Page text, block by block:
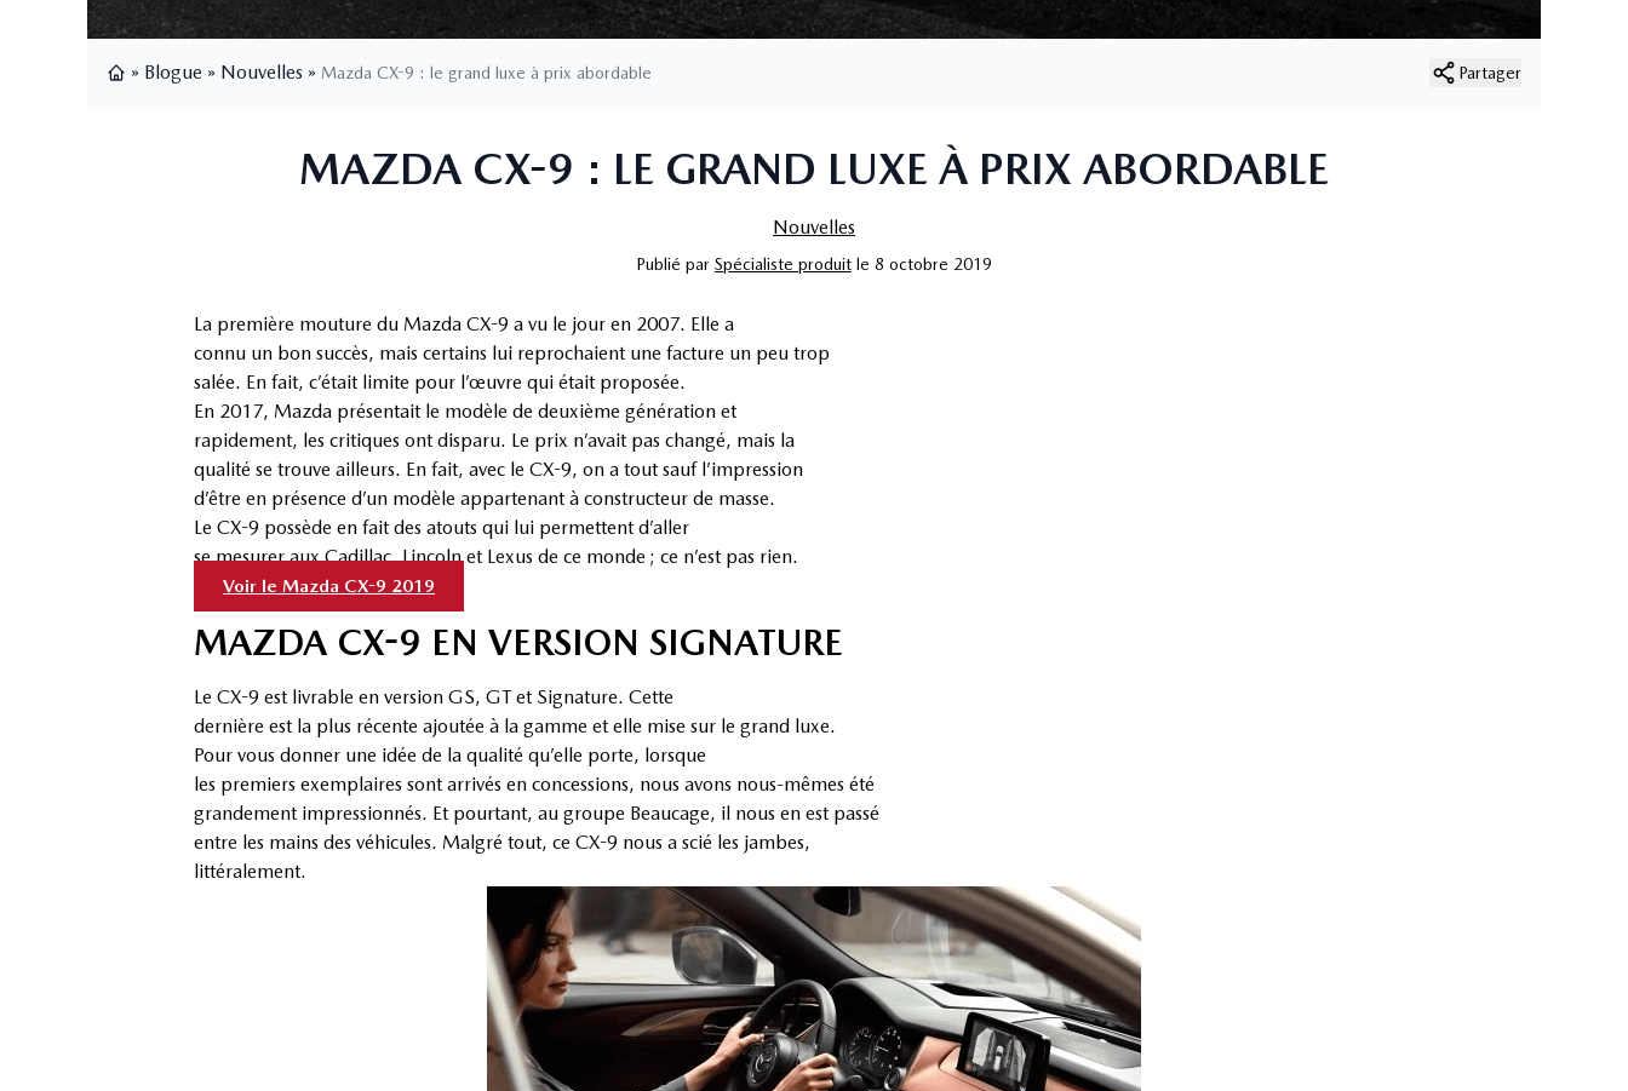
» Blogue » Nouvelles » Mazda CX-9 : le grand luxe à prix abordable Partager
MAZDA CX-9 : LE GRAND LUXE À PRIX ABORDABLE
Nouvelles
Publié par Spécialiste produit le 8 octobre 2019
La première mouture du Mazda CX-9 a vu le jour en 2007. Elle a
connu un bon succès, mais certains lui reprochaient une facture un peu trop
salée. En fait, c’était limite pour l’œuvre qui était proposée.
En 2017, Mazda présentait le modèle de deuxième génération et
rapidement, les critiques ont disparu. Le prix n’avait pas changé, mais la
qualité se trouve ailleurs. En fait, avec le CX-9, on a tout sauf l’impression
d’être en présence d’un modèle appartenant à constructeur de masse.
Le CX-9 possède en fait des atouts qui lui permettent d’aller
se mesurer aux Cadillac, Lincoln et Lexus de ce monde ; ce n’est pas rien.
Voir le Mazda CX-9 2019
MAZDA CX-9 EN VERSION SIGNATURE
Le CX-9 est livrable en version GS, GT et Signature. Cette
dernière est la plus récente ajoutée à la gamme et elle mise sur le grand luxe.
Pour vous donner une idée de la qualité qu’elle porte, lorsque
les premiers exemplaires sont arrivés en concessions, nous avons nous-mêmes été
grandement impressionnés. Et pourtant, au groupe Beaucage, il nous en est passé
entre les mains des véhicules. Malgré tout, ce CX-9 nous a scié les jambes,
littéralement.